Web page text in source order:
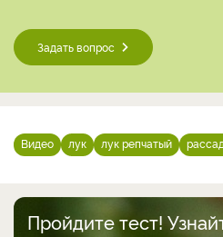
Задать вопрос
Видео лук лук репчатый
Пройдите тест!